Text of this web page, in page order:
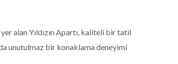
alan Yıldızın Apartı, kaliteli bir tatil
unutulmaz bir konaklama deneyimi